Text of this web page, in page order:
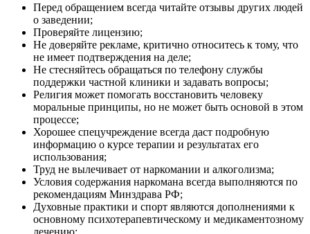
Перед обращением всегда читайте отзывы других людей
о заведении;
Проверяйте лицензию;
Не доверяйте рекламе, критично относитесь к тому, что
не имеет подтверждения на деле;
Не стесняйтесь обращаться по телефону службы
поддержки частной клиники и задавать вопросы;
Религия может помогать восстановить человеку
моральные принципы, но не может быть основой в этом
процессе;
Хорошее спецучреждение всегда даст подробную
информацию о курсе терапии и результатах его
использования;
Труд не вылечивает от наркомании и алкоголизма;
Условия содержания наркомана всегда выполняются по
рекомендациям Минздрава РФ;
Духовные практики и спорт являются дополнениями к
основному психотерапевтическому и медикаментозному
лечению;